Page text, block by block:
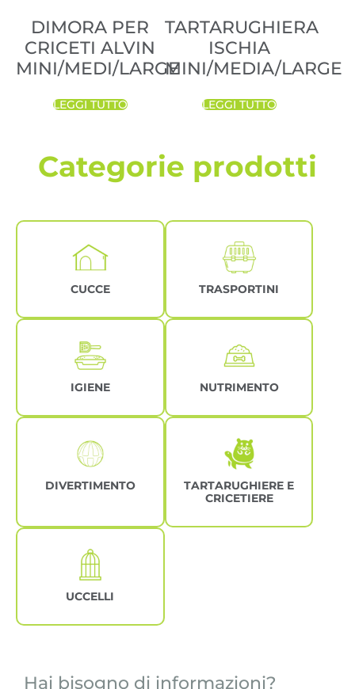
DIMORA PER
CRICETI ALVIN
MINI/MEDI/LARGE
LEGGI TUTTO
TARTARUGHIERA
ISCHIA
MINI/MEDIA/LARGE
LEGGI TUTTO
Categorie prodotti
CUCCE TRASPORTINI
IGIENE NUTRIMENTO
DIVERTIMENTO
TARTARUGHIERE E
CRICETIERE
UCCELLI
Hai bisogno di informazioni?